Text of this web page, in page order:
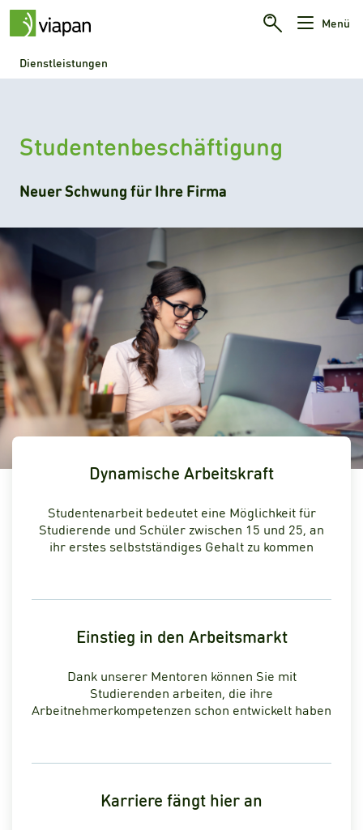
Menü
Dienstleistungen
Studentenbeschäftigung
Neuer Schwung für Ihre Firma
Dynamische Arbeitskraft
Studentenarbeit bedeutet eine Möglichkeit für
Studierende und Schüler zwischen 15 und 25, an
ihr erstes selbstständiges Gehalt zu kommen
Einstieg in den Arbeitsmarkt
Dank unserer Mentoren können Sie mit
Studierenden arbeiten, die ihre
Arbeitnehmerkompetenzen schon entwickelt haben
Karriere fängt hier an